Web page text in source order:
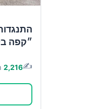
״קפה
✍️
2,216